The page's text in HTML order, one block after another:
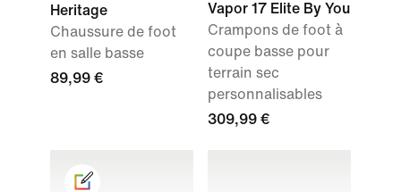
Heritage
Chaussure de foot
en salle basse
89,99 €
Vapor 17 Elite By You
Crampons de foot à
coupe basse pour
terrain sec
personnalisables
309,99 €